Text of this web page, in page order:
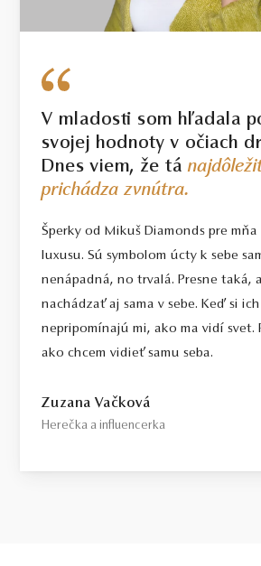
V mladosti som hľadala
svojej hodnoty v očiach
Dnes viem, že tá
prichádza zvnútra.
Šperky od Mikuš Diamonds pre mňa
luxusu. Sú symbolom úcty k sebe
nenápadná, no trvalá. Presne taká,
nachádzať aj sama v sebe. Keď si
nepripomínajú mi, ako ma vidí svet.
ako chcem vidieť samu seba.
Zuzana Vačková
Herečka a influencerka